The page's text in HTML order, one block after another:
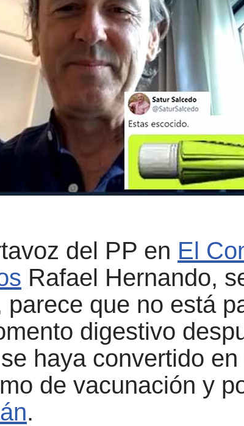
del PP en El
Rafael Hernando,
parece que no está
digestivo
haya convertido
de vacunación y
.